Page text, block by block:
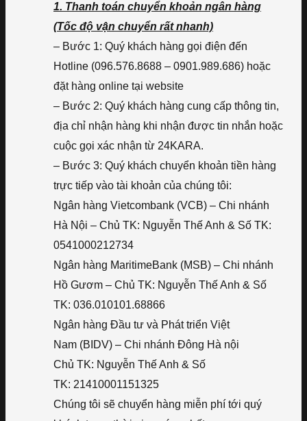
1. Thanh toán chuyển khoản ngân hàng
(Tốc độ vận chuyển rất nhanh)
– Bước 1: Quý khách hàng gọi điện đến
Hotline (096.576.8688 – 0901.989.686) hoặc
đặt hàng online tại website
– Bước 2: Quý khách hàng cung cấp thông tin,
địa chỉ nhận hàng khi nhận được tin nhắn hoặc
cuộc gọi xác nhận từ 24KARA.
– Bước 3: Quý khách chuyển khoản tiền hàng
trực tiếp vào tài khoản của chúng tôi:
Ngân hàng Vietcombank (VCB) – Chi nhánh
Hà Nội – Chủ TK: Nguyễn Thế Anh & Số TK:
0541000212734
Ngân hàng MaritimeBank (MSB) – Chi nhánh
Hồ Gươm – Chủ TK: Nguyễn Thế Anh & Số
TK: 036.010101.68866
Ngân hàng Đầu tư và Phát triển Việt
Nam (BIDV) – Chi nhánh Đông Hà nội
Chủ TK: Nguyễn Thế Anh & Số
TK: 21410001151325
Chúng tôi sẽ chuyển hàng miễn phí tới quý